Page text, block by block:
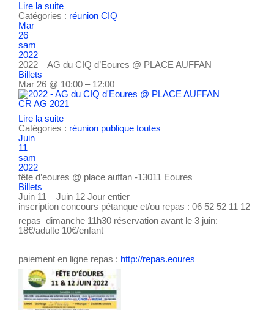
Lire la suite
Catégories : réunion CIQ
Mar
26
sam
2022
2022 – AG du CIQ d’Eoures @ PLACE AUFFAN
Billets
Mar 26 @ 10:00 – 12:00
CR AG 2021
Lire la suite
Catégories : réunion publique toutes
Juin
11
sam
2022
fête d’eoures @ place auffan -13011 Eoures
Billets
Juin 11 – Juin 12 Jour entier
inscription concours pétanque et/ou repas : 06 52 52 11 12
repas dimanche 11h30 réservation avant le 3 juin:
18€/adulte 10€/enfant
paiement en ligne repas : http://repas.eoures